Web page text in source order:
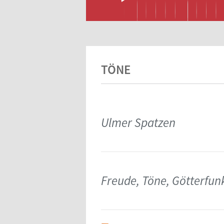
TÖNE
Ulmer Spatzen
Freude, Töne,